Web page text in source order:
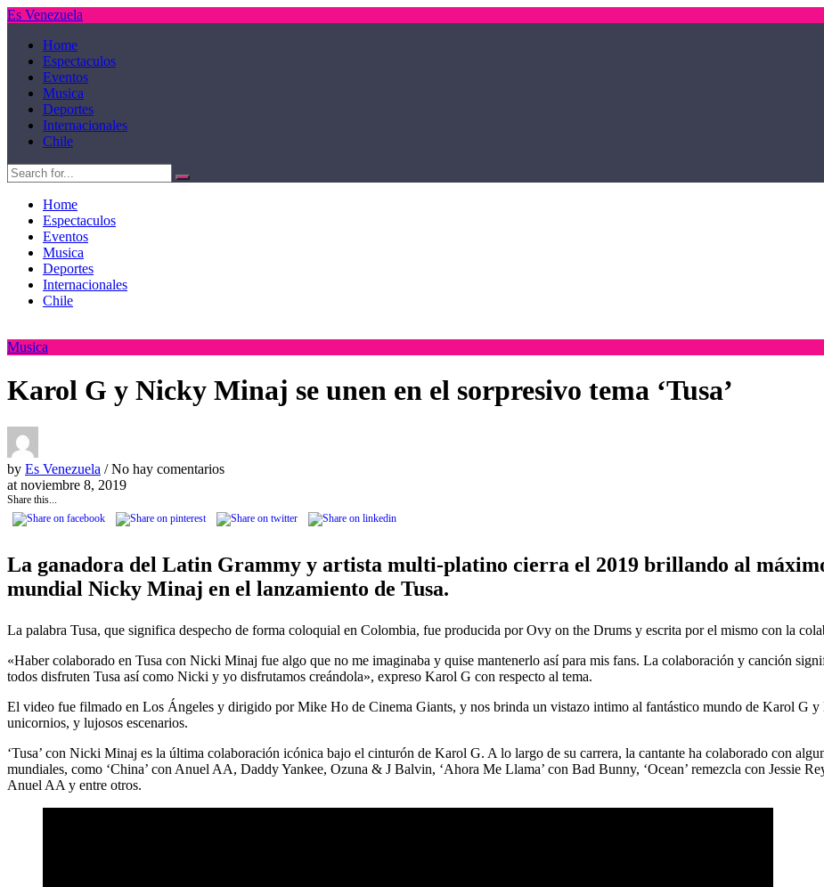
Es Venezuela
Home
Espectaculos
Eventos
Musica
Deportes
Internacionales
Chile
Home
Espectaculos
Eventos
Musica
Deportes
Internacionales
Chile
Musica
Karol G y Nicky Minaj se unen en el sorpresivo tema ‘Tusa’
by Es Venezuela / No hay comentarios
at noviembre 8, 2019
Share this...
La ganadora del Latin Grammy y artista multi-platino cierra el 2019 brillando al
mundial Nicky Minaj en el lanzamiento de Tusa.
La palabra Tusa, que significa despecho de forma coloquial en Colombia, fue producida por Ovy on the Drums y escrita por el mismo con la
«Haber colaborado en Tusa con Nicki Minaj fue algo que no me imaginaba y quise mantenerlo así para mis fans. La colaboración y canción
todos disfruten Tusa así como Nicki y yo disfrutamos creándola», expreso Karol G con respecto al tema.
El video fue filmado en Los Ángeles y dirigido por Mike Ho de Cinema Giants, y nos brinda un vistazo intimo al fantástico mundo de Karol G
unicornios, y lujosos escenarios.
‘Tusa’ con Nicki Minaj es la última colaboración icónica bajo el cinturón de Karol G. A lo largo de su carrera, la cantante ha colaborado con
mundiales, como ‘China’ con Anuel AA, Daddy Yankee, Ozuna & J Balvin, ‘Ahora Me Llama’ con Bad Bunny, ‘Ocean’ remezcla con Jessie
Anuel AA y entre otros.